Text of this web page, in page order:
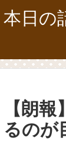
本日の
【朗
るのが